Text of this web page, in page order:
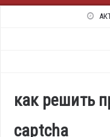
как решить
captcha